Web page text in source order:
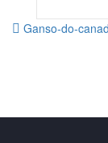
Ganso-do-